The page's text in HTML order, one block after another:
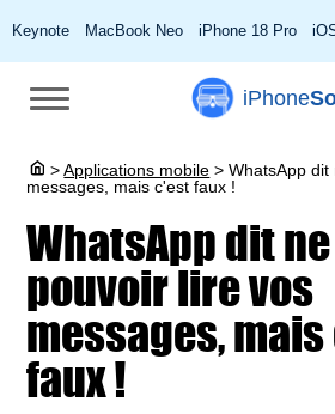
Keynote MacBook Neo iPhone 18 Pro
iPhone
> Applications mobile > WhatsApp dit
messages, mais c'est faux !
WhatsApp dit
pouvoir lire vos
messages,
faux !